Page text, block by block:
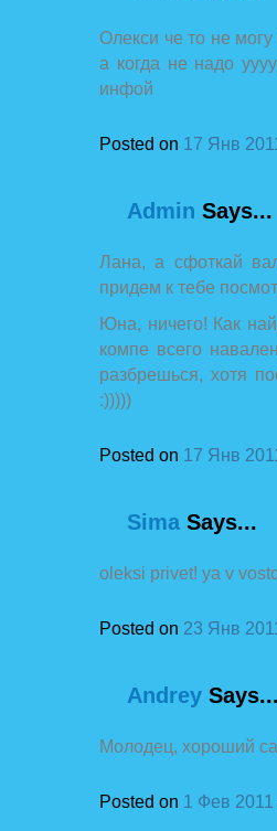
Олекси че то не
а когда не надо
инфой
Posted on 17 Янв
Admin Says...
Лана, а сфоткай
придем к тебе
Юна, ничего! Как
компе всего
разбрешься, хотя
:)))))
Posted on 17 Янв
Sima Says...
oleksi privet! ya v
Posted on 23 Янв
Andrey Says...
Молодец, хороший
Posted on 1 Фев 2011